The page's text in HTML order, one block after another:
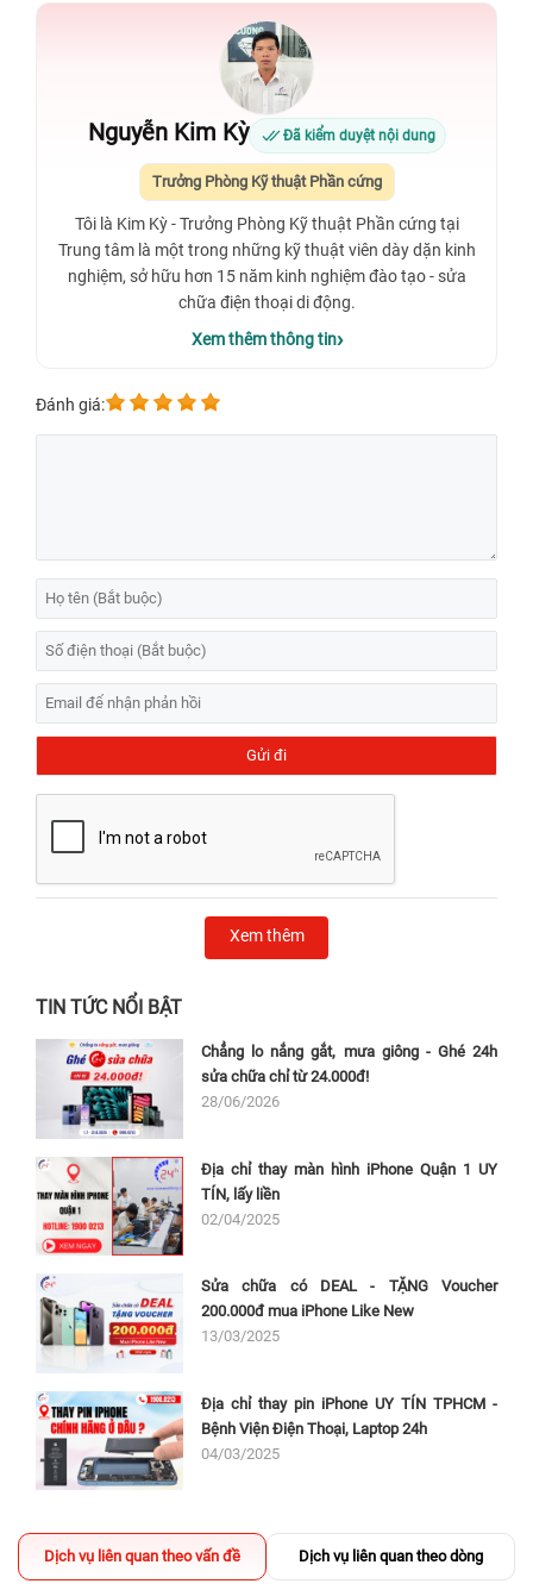
Nguyễn Kim Kỳ Đã kiểm duyệt nội dung
Trưởng Phòng Kỹ thuật Phần cứng
Tôi là Kim Kỳ - Trưởng Phòng Kỹ thuật Phần cứng tại
Trung tâm là một trong những kỹ thuật viên dày dặn kinh
nghiệm, sở hữu hơn 15 năm kinh nghiệm đào tạo - sửa
chữa điện thoại di động.
Xem thêm thông tin
Đánh giá:
Xem thêm
TIN TỨC NỔI BẬT
Chẳng lo nắng gắt, mưa giông - Ghé 24h
sửa chữa chỉ từ 24.000đ!
28/06/2026
Địa chỉ thay màn hình iPhone Quận 1 UY
TÍN, lấy liền
02/04/2025
Sửa chữa có DEAL - TẶNG Voucher
200.000đ mua iPhone Like New
13/03/2025
Địa chỉ thay pin iPhone UY TÍN TPHCM -
Bệnh Viện Điện Thoại, Laptop 24h
04/03/2025
Dịch vụ liên quan theo vấn đề Dịch vụ liên quan theo dòng